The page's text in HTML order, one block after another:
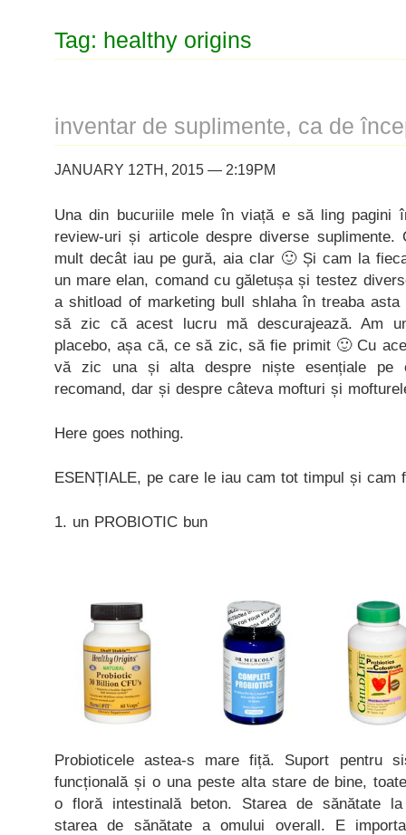
Tag: healthy origins
inventar de suplimente, ca de
JANUARY 12TH, 2015 — 2:19PM
Una din bucuriile mele în viață e să ling pagini
review-uri și articole despre diverse
mult decât iau pe gură, aia clar 🙂 Și cam la
un mare elan, comand cu găletușa și testez
a shitload of marketing bull shlaha în treaba
să zic că acest lucru mă descurajează. Am
placebo, așa că, ce să zic, să fie primit 🙂 Cu
vă zic una și alta despre niște esențiale pe
recomand, dar și despre câteva mofturi și
Here goes nothing.
ESENȚIALE, pe care le iau cam tot timpul și cam
1. un PROBIOTIC bun
Probioticele astea-s mare fiță. Suport pentru
funcțională și o una peste alta stare de bine,
o floră intestinală beton. Starea de sănătate
starea de sănătate a omului overall. E